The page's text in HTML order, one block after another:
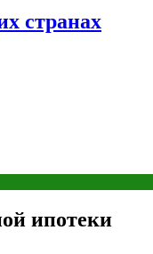
странах
ипотеки